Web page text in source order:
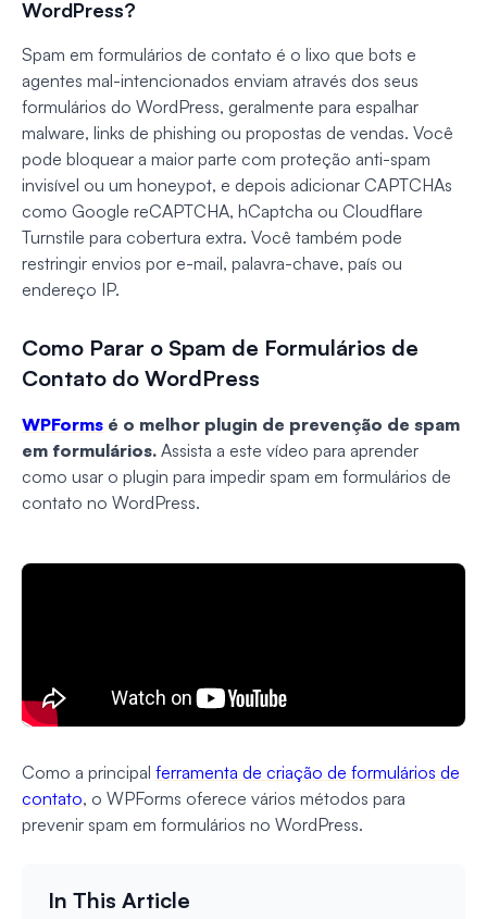
WordPress?
Spam em formulários de contato é o lixo que bots e
agentes mal-intencionados enviam através dos seus
formulários do WordPress, geralmente para espalhar
malware, links de phishing ou propostas de vendas. Você
pode bloquear a maior parte com proteção anti-spam
invisível ou um honeypot, e depois adicionar CAPTCHAs
como Google reCAPTCHA, hCaptcha ou Cloudflare
Turnstile para cobertura extra. Você também pode
restringir envios por e-mail, palavra-chave, país ou
endereço IP.
Como Parar o Spam de Formulários de
Contato do WordPress
WPForms é o melhor plugin de prevenção de spam
em formulários. Assista a este vídeo para aprender
como usar o plugin para impedir spam em formulários de
contato no WordPress.
Como a principal ferramenta de criação de formulários de
contato, o WPForms oferece vários métodos para
prevenir spam em formulários no WordPress.